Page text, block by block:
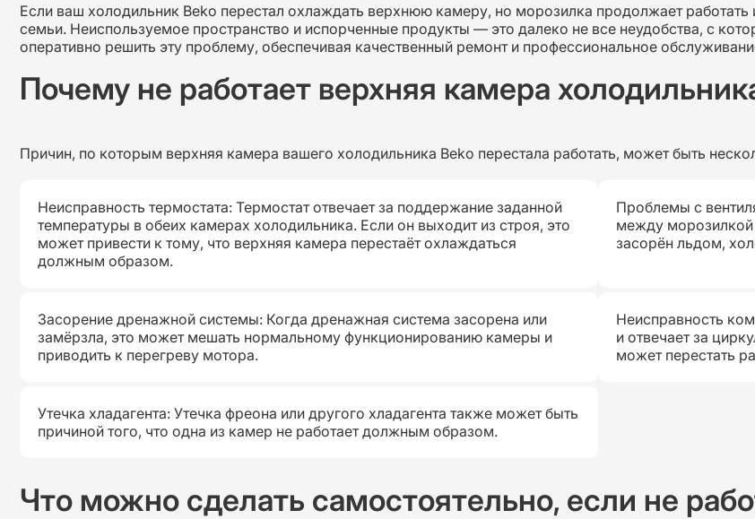
Если ваш холодильник Beko перестал охлаждать верхнюю камеру, но морозилка продолжает
семьи. Неиспользуемое пространство и испорченные продукты — это далеко не все неудобства, с
оперативно решить эту проблему, обеспечивая качественный ремонт и профессиональное
Почему не работает верхняя камера
Причин, по которым верхняя камера вашего холодильника Beko перестала работать, может быть
Неисправность термостата: Термостат отвечает за поддержание заданной
температуры в обеих камерах холодильника. Если он выходит из строя, это
может привести к тому, что верхняя камера перестаёт охлаждаться
должным образом.
Проблемы с
между морозилкой
засорён льдом,
Засорение дренажной системы: Когда дренажная система засорена или
замёрзла, это может мешать нормальному функционированию камеры и
приводить к перегреву мотора.
Неисправность
и отвечает за
может перестать
Утечка хладагента: Утечка фреона или другого хладагента также может быть
причиной того, что одна из камер не работает должным образом.
Что можно сделать самостоятельно, если не